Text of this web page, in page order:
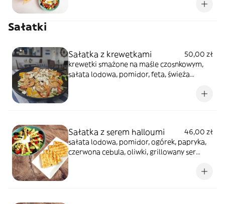
Sałatki
Sałatka z krewetkami
50,00 zł
krewetki smażone na maśle czosnkowym,
sałata lodowa, pomidor, feta, świeża
Sałatka z serem halloumi
46,00 zł
sałata lodowa, pomidor, ogórek, papryka,
czerwona cebula, oliwki, grillowany ser